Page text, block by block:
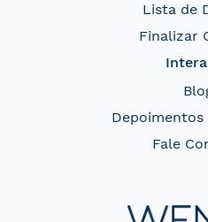
Lista de
Finalizar
Depoimentos
Fale